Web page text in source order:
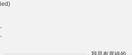
ied)
`
`